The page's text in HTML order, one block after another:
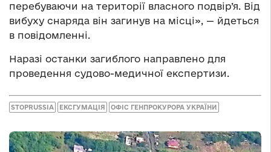
перебуваючи на території власного подвір’я. Від
вибуху снаряда він загинув на місці», — йдеться
в повідомленні.
Наразі останки загиблого направлено для
проведення судово-медичної експертизи.
STOPRUSSIA ЕКСГУМАЦІЯ ОФІС ГЕНПРОКУРОРА УКРАЇНИ